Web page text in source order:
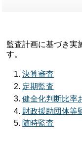
監査計画に基づき実
す。
決算審査
定期監査
健全化判断比率
財政援助団体等
随時監査